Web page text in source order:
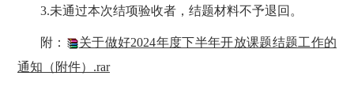
3.未通过本次结项验收者，结题材料不予退回。
附：
关于做好2024年度下半年开放课题结题工作的
通知（附件）.rar